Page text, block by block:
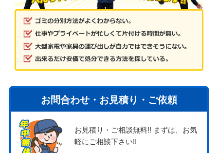
お問合わせ・お見積り・ご依頼
お見積り・ご相談無料!! まずは、お気
軽にご相談下さい!!